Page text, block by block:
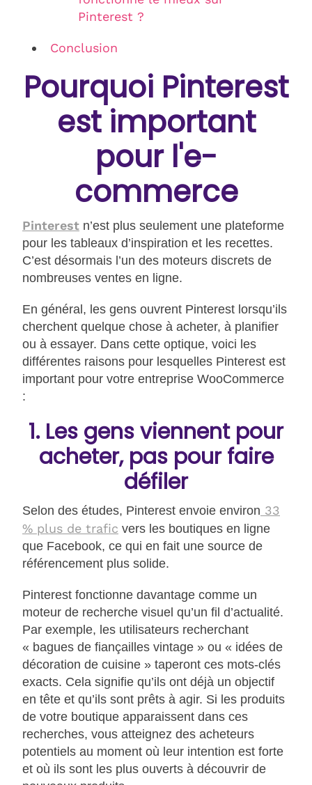
Pinterest ?
Conclusion
Pourquoi Pinterest
est important
pour l'e-
commerce
Pinterest n’est plus seulement une plateforme
pour les tableaux d’inspiration et les recettes.
C’est désormais l’un des moteurs discrets de
nombreuses ventes en ligne.
En général, les gens ouvrent Pinterest lorsqu’ils
cherchent quelque chose à acheter, à planifier
ou à essayer. Dans cette optique, voici les
différentes raisons pour lesquelles Pinterest est
important pour votre entreprise WooCommerce
:
1. Les gens viennent pour
acheter, pas pour faire
défiler
Selon des études, Pinterest envoie environ 33
% plus de trafic vers les boutiques en ligne
que Facebook, ce qui en fait une source de
référencement plus solide.
Pinterest fonctionne davantage comme un
moteur de recherche visuel qu’un fil d’actualité.
Par exemple, les utilisateurs recherchant
« bagues de fiançailles vintage » ou « idées de
décoration de cuisine » taperont ces mots-clés
exacts. Cela signifie qu’ils ont déjà un objectif
en tête et qu’ils sont prêts à agir. Si les produits
de votre boutique apparaissent dans ces
recherches, vous atteignez des acheteurs
potentiels au moment où leur intention est forte
et où ils sont les plus ouverts à découvrir de